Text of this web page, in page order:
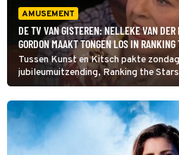
AMUSEMENT
DE TV VAN GISTEREN: NELLEKE VAN DER
GORDON MAAKT TONGEN LOS IN RANKING
Tussen Kunst en Kitsch pakte
jubileumuitzending, Ranking the
wat vuurwerk op RTL4 en hoe
bespreken de TV van gisteren.